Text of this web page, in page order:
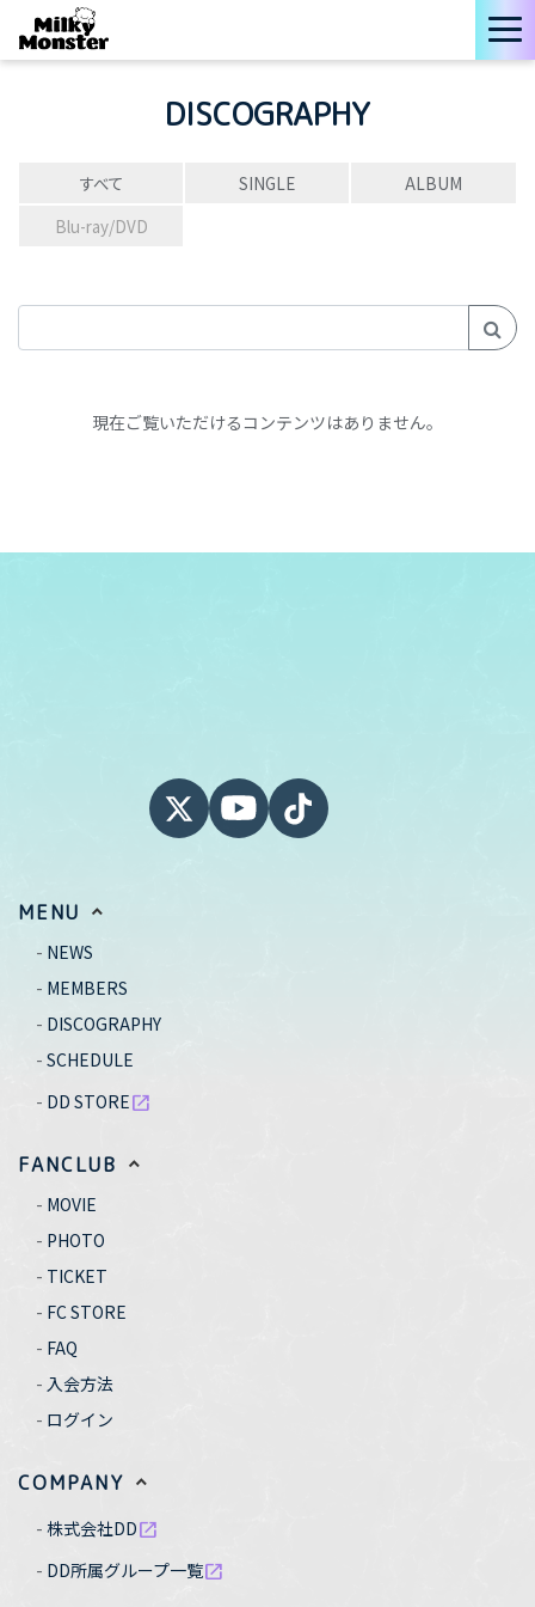
DISCOGRAPHY
すべて SINGLE
ALBUM
Blu-ray/DVD
現在ご覧いただけるコンテンツはありません。
MENU
NEWS
MEMBERS
DISCOGRAPHY
SCHEDULE
DD STOREopen_in_new
FANCLUB
MOVIE
PHOTO
TICKET
FC STORE
FAQ
入会方法
ログイン
COMPANY
株式会社DDopen_in_new
DD所属グループ一覧open_in_new